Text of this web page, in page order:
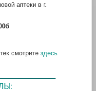
аптеки в г.
смотрите здесь